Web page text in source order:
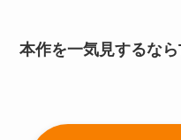
本作を一気見するな